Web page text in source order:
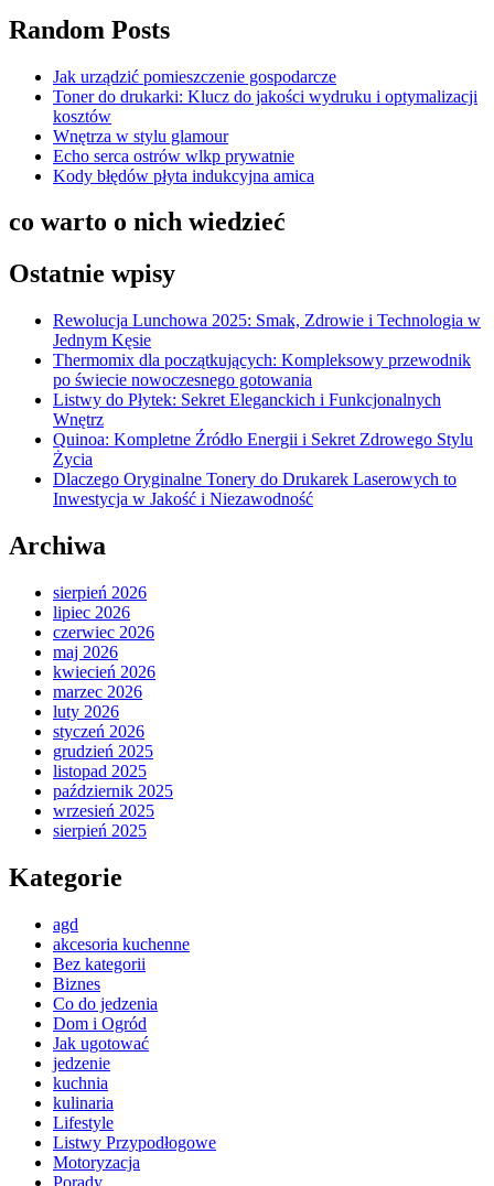
Random Posts
Jak urządzić pomieszczenie gospodarcze
Toner do drukarki: Klucz do jakości wydruku i optymalizacji
kosztów
Wnętrza w stylu glamour
Echo serca ostrów wlkp prywatnie
Kody błędów płyta indukcyjna amica
co warto o nich wiedzieć
Ostatnie wpisy
Rewolucja Lunchowa 2025: Smak, Zdrowie i Technologia w
Jednym Kęsie
Thermomix dla początkujących: Kompleksowy przewodnik
po świecie nowoczesnego gotowania
Listwy do Płytek: Sekret Eleganckich i Funkcjonalnych
Wnętrz
Quinoa: Kompletne Źródło Energii i Sekret Zdrowego Stylu
Życia
Dlaczego Oryginalne Tonery do Drukarek Laserowych to
Inwestycja w Jakość i Niezawodność
Archiwa
sierpień 2026
lipiec 2026
czerwiec 2026
maj 2026
kwiecień 2026
marzec 2026
luty 2026
styczeń 2026
grudzień 2025
listopad 2025
październik 2025
wrzesień 2025
sierpień 2025
Kategorie
agd
akcesoria kuchenne
Bez kategorii
Biznes
Co do jedzenia
Dom i Ogród
Jak ugotować
jedzenie
kuchnia
kulinaria
Lifestyle
Listwy Przypodłogowe
Motoryzacja
Porady